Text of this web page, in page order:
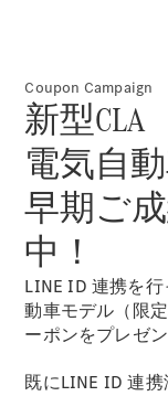
スト
オンライン
ショールー
ム
試乗リクエ
オンライン
Coupon Campaign
新型CLA
電気自
早期ご
中！
LINE ID 連携を
動車モデル（限
ーポンをプレゼン
既にLINE ID 連